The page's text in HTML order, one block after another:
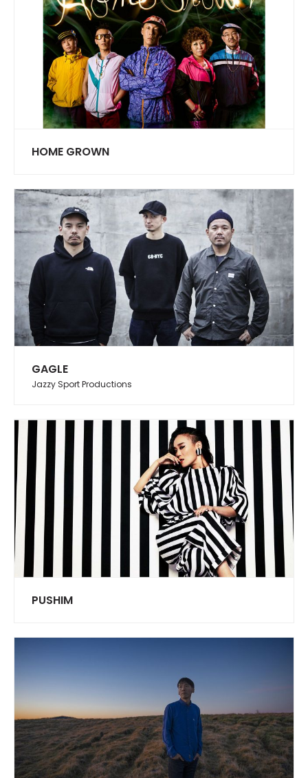
HOME GROWN
GAGLE
Jazzy Sport Productions
PUSHIM